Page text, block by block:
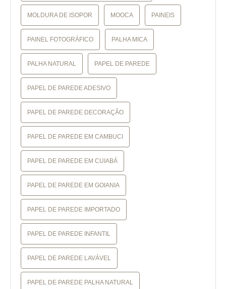
MOLDURA DE ISOPOR MOOCA PAINEIS
PAINEL FOTOGRÁFICO PALHA MICA
PALHA NATURAL PAPEL DE PAREDE
PAPEL DE PAREDE ADESIVO
PAPEL DE PAREDE DECORAÇÃO
PAPEL DE PAREDE EM CAMBUCI
PAPEL DE PAREDE EM CUIABÁ
PAPEL DE PAREDE EM GOIANIA
PAPEL DE PAREDE IMPORTADO
PAPEL DE PAREDE INFANTIL
PAPEL DE PAREDE LAVÁVEL
PAPEL DE PAREDE PALHA NATURAL